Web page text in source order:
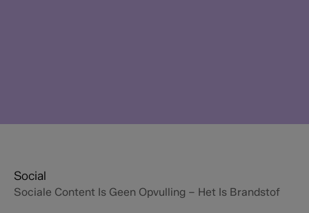
Social
Sociale Content Is Geen Opvulling – Het Is Brandstof